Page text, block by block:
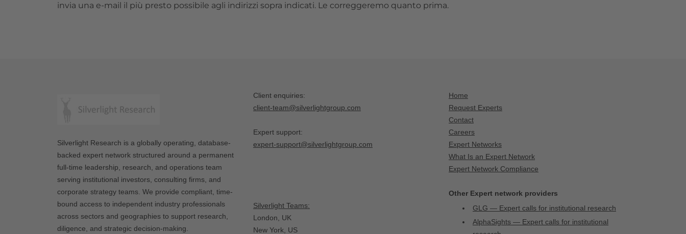
invia una e-mail il più presto possibile agli indirizzi sopra indicati. Le correggeremo quanto prima.
Silverlight Research is a globally operating, database-
backed expert network structured around a permanent
full-time leadership, research, and operations team
serving institutional investors, consulting firms, and
corporate strategy teams. We provide compliant, time-
bound access to independent industry professionals
across sectors and geographies to support research,
diligence, and strategic decision-making.
Client enquiries:
client-team@silverlightgroup.com
Expert support:
expert-support@silverlightgroup.com
Silverlight Teams:
London, UK
New York, US
Home
Request Experts
Contact
Careers
Expert Networks
What Is an Expert Network
Expert Network Compliance
Other Expert network providers
GLG — Expert calls for institutional research
AlphaSights — Expert calls for institutional